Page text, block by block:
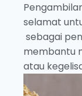
selamat
sebagai
membantu
atau